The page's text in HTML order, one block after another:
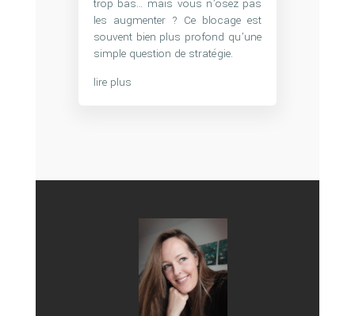
trop bas… mais vous n’osez pas
les augmenter ? Ce blocage est
souvent bien plus profond qu’une
simple question de stratégie.
lire plus